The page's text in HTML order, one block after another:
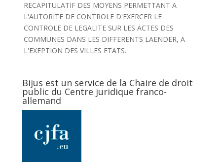
RECAPITULATIF DES MOYENS PERMETTANT A
L'AUTORITE DE CONTROLE D'EXERCER LE
CONTROLE DE LEGALITE SUR LES ACTES DES
COMMUNES DANS LES DIFFERENTS LAENDER, A
L'EXEPTION DES VILLES ETATS.
Bijus est un service de la Chaire de droit
public du Centre juridique franco-
allemand